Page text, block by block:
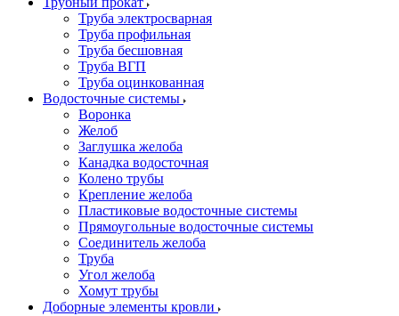
Труба электросварная
Труба профильная
Труба бесшовная
Труба ВГП
Труба оцинкованная
Водосточные системы
Воронка
Желоб
Заглушка желоба
Канадка водосточная
Колено трубы
Крепление желоба
Пластиковые водосточные системы
Прямоугольные водосточные системы
Соединитель желоба
Труба
Угол желоба
Хомут трубы
Доборные элементы кровли